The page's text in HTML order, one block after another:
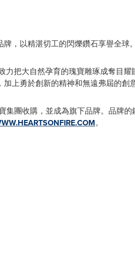
，以精湛切工的閃爍鑽石享譽全球。
力把大自然孕育的瑰寶雕琢成奪目耀
上勇於創新的精神和無遠弗屆的創
集團收購，並成為旗下品牌。品牌
。